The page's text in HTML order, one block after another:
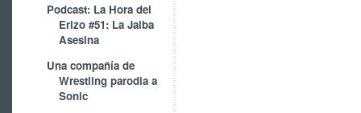
Podcast: La Hora del
Erizo #51: La Jaiba
Asesina
Una compañía de
Wrestling parodia a
Sonic